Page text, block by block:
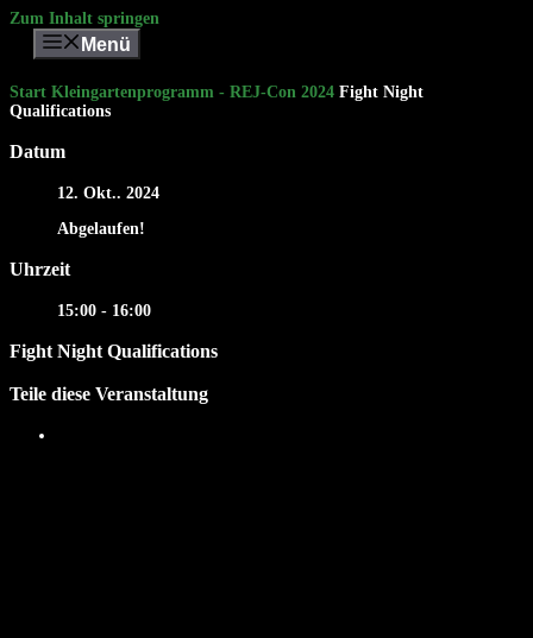
Zum Inhalt springen
Menü
Start Kleingartenprogramm - REJ-Con 2024 Fight Night
Qualifications
Datum
12. Okt.. 2024
Abgelaufen!
Uhrzeit
15:00 - 16:00
Fight Night Qualifications
Teile diese Veranstaltung